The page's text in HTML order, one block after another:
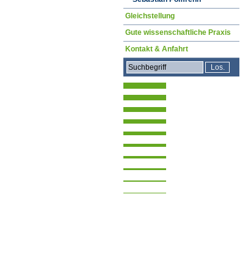
Gleichstellung
Gute wissenschaftliche Praxis
Kontakt & Anfahrt